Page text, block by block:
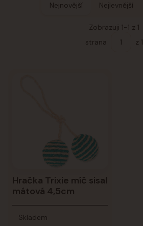
Nejnovější Nejlevnější
Zobrazuji 1-1 z 1
strana
z 1
Hračka Trixie míč sisal
mátová 4,5cm
Skladem